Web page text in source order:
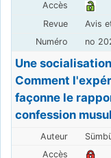
Avis
no
Une
Comment
façonne le
confession